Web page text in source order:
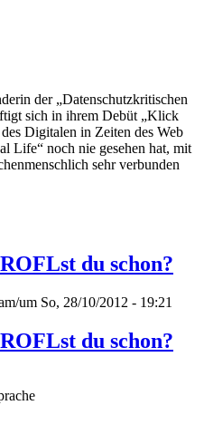
der „Datenschutzkritischen
sich in ihrem Debüt „Klick
Digitalen in Zeiten des Web
Life“ noch nie gesehen hat, mit
sehr verbunden
du schon?
um So, 28/10/2012 - 19:21
du schon?